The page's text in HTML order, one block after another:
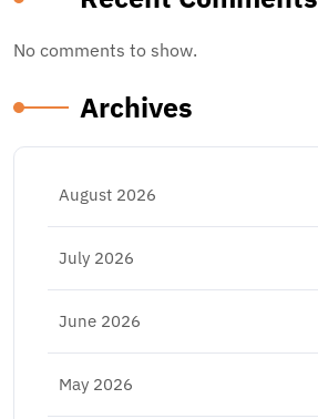
No comments to show.
Archives
August 2026
July 2026
June 2026
May 2026